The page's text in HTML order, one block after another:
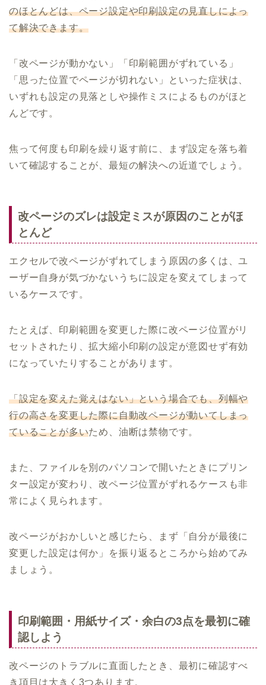
のほとんどは、ページ設定や印刷設定の見直しによっ
て解決できます。
「改ページが動かない」「印刷範囲がずれている」
「思った位置でページが切れない」といった症状は、
いずれも設定の見落としや操作ミスによるものがほと
んどです。
焦って何度も印刷を繰り返す前に、まず設定を落ち着
いて確認することが、最短の解決への近道でしょう。
改ページのズレは設定ミスが原因のことがほ
とんど
エクセルで改ページがずれてしまう原因の多くは、ユ
ーザー自身が気づかないうちに設定を変えてしまって
いるケースです。
たとえば、印刷範囲を変更した際に改ページ位置がリ
セットされたり、拡大縮小印刷の設定が意図せず有効
になっていたりすることがあります。
「設定を変えた覚えはない」という場合でも、列幅や
行の高さを変更した際に自動改ページが動いてしまっ
ていることが多いため、油断は禁物です。
また、ファイルを別のパソコンで開いたときにプリン
ター設定が変わり、改ページ位置がずれるケースも非
常によく見られます。
改ページがおかしいと感じたら、まず「自分が最後に
変更した設定は何か」を振り返るところから始めてみ
ましょう。
印刷範囲・用紙サイズ・余白の3点を最初に確
認しよう
改ページのトラブルに直面したとき、最初に確認すべ
き項目は大きく3つあります。